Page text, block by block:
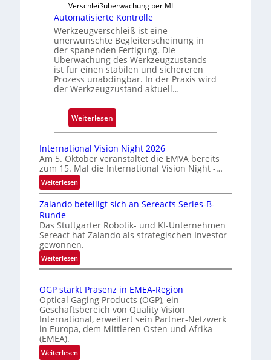
s
i
g
e
D
r
u
m
r
k
n
e
k
n
n
g
Verschleißüberwachung per ML
Automatisierte Kontrolle
Werkzeugverschleiß ist eine
unerwünschte Begleiterscheinung in
der spanenden Fertigung. Die
Überwachung des Werkzeugzustands
ist für einen stabilen und sichereren
Prozess unabdingbar. In der Praxis wird
der Werkzeugzustand aktuell…
Weiterlesen
A
t
o
a
t
s
r
e
K
o
n
International Vision Night 2026
Am 5. Oktober veranstaltet die EMVA bereits
zum 15. Mal die International Vision Night -…
Weiterlesen:
I
n
e
r
n
a
o
n
a
l
i
Zalando beteiligt sich an Sereacts Series-B-
Runde
Das Stuttgarter Robotik- und KI-Unternehmen
Sereact hat Zalando als strategischen Investor
gewonnen.
Weiterlesen:
Z
l
a
n
d
OGP stärkt Präsenz in EMEA-Region
Optical Gaging Products (OGP), ein
Geschäftsbereich von Quality Vision
International, erweitert sein Partner-Netzwerk
in Europa, dem Mittleren Osten und Afrika
(EMEA).
Weiterlesen: